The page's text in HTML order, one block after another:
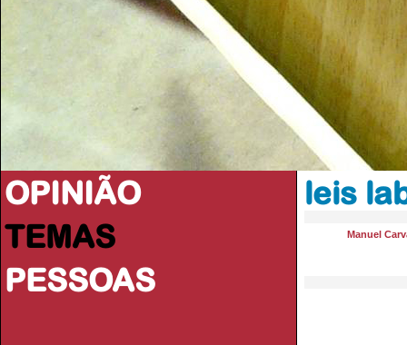
OPINIÃO
TEMAS
PESSOAS
leis
Manuel